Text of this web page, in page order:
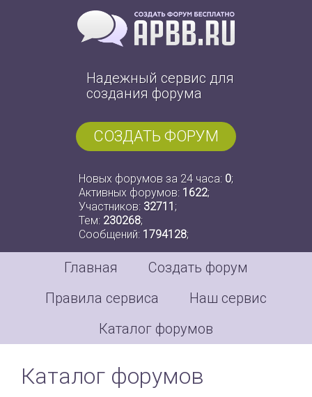
Надежный сервис для
создания форума
СОЗДАТЬ ФОРУМ
Новых форумов за 24 часа: 0;
Активных форумов: 1622;
Участников: 32711 ;
Тем: 230268;
Сообщений: 1794128;
Главная
Создать форум
Правила сервиса
Наш сервис
Каталог форумов
Каталог форумов